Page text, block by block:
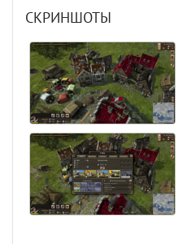
СКРИНШОТЫ